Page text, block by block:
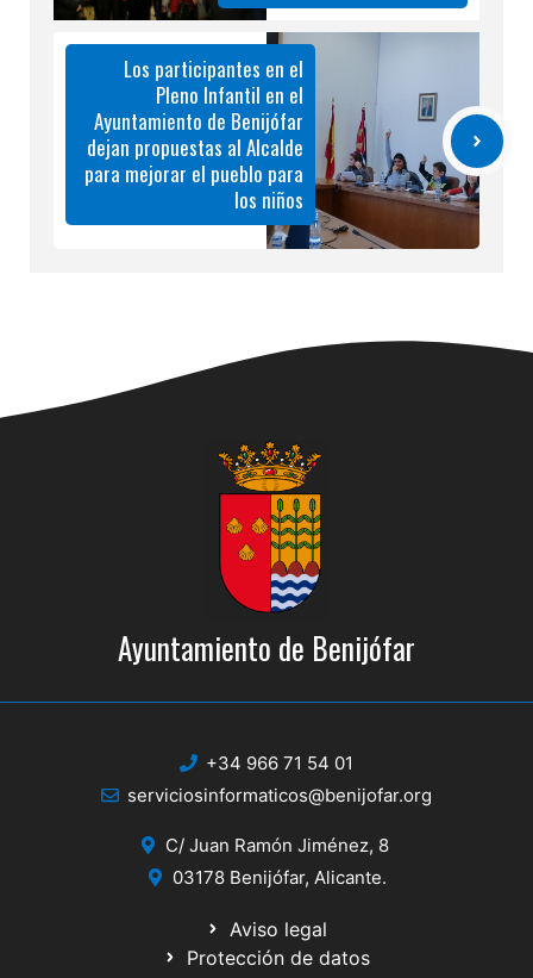
Los participantes en el
Pleno Infantil en el
Ayuntamiento de Benijófar
dejan propuestas al Alcalde
para mejorar el pueblo para
los niños
Ayuntamiento de Benijófar
+34 966 71 54 01
serviciosinformaticos@benijofar.org
C/ Juan Ramón Jiménez, 8
03178 Benijófar, Alicante.
Aviso legal
Protección de datos